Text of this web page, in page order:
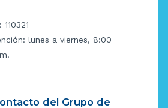
lunes a viernes, 8:00
del Grupo de